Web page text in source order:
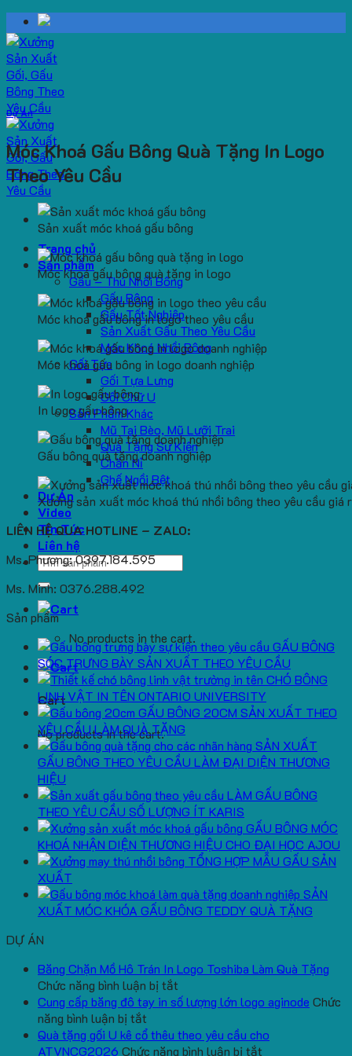
Skip
to
content
Trang chủ
Sản phẩm
Gấu – Thú Nhồi Bông
Gấu Bông
Gấu Tốt Nghiệp
Sản Xuất Gấu Theo Yêu Cầu
Móc Khoá Nhồi Bông
Gối Tựa
Gối Tựa Lưng
Gối Chữ U
Sản Phẩm Khác
Mũ Tai Bèo, Mũ Lưỡi Trai
Quà Tặng Sự Kiện
Chăn Nỉ
Ghế Ngồi Bệt
Dự Án
Video
Tin Tức
Liên hệ
Search
No products in the cart.
Cart
No products in the cart.
Dự Án
Móc Khoá Gấu Bông Quà Tặng In Logo
Theo Yêu Cầu
Sản xuất móc khoá gấu bông
Móc khoá gấu bông quà tặng in logo
Móc khoá gấu bông in logo theo yêu cầu
Móc khoá gấu bông in logo doanh nghiệp
In logo gấu bông
Gấu bông quà tặng doanh nghiệp
Xưởng sản xuất móc khoá thú nhồi bông theo yêu cầu giá
LIÊN HỆ QUA HOTLINE – ZALO:
Ms. Phương: 0397.184.595
Ms. Minh: 0376.288.492
Sản phẩm
GẤU BÔNG
SÓC TRƯNG BÀY SẢN XUẤT THEO YÊU CẦU
CHÓ BÔNG
LINH VẬT IN TÊN ONTARIO UNIVERSITY
GẤU BÔNG 20CM SẢN XUẤT THEO
YÊU CẦU LÀM QUÀ TẶNG
SẢN XUẤT
GẤU BÔNG THEO YÊU CẦU LÀM ĐẠI DIỆN THƯƠNG
HIỆU
LÀM GẤU BÔNG
THEO YÊU CẦU SỐ LƯỢNG ÍT KARIS
GẤU BÔNG MÓC
KHOÁ NHẬN DIỆN THƯƠNG HIỆU CHO ĐẠI HỌC AJOU
TỔNG HỢP MẪU GẤU SẢN
XUẤT
SẢN
XUẤT MÓC KHÓA GẤU BÔNG TEDDY QUÀ TẶNG
DỰ ÁN
Băng Chặn Mồ Hô Trán In Logo Toshiba Làm Quà Tặng
Chức năng bình luận bị tắt
Băng
Mồ
Hô
Cung cấp băng đô tay in số lượng lớn logo aginode Chức
năng bình luận bị tắt
Cung
cấp
Quà tặng gối U kê cổ thêu theo yêu cầu cho
ATVNCG2026 Chức năng bình luận bị tắt